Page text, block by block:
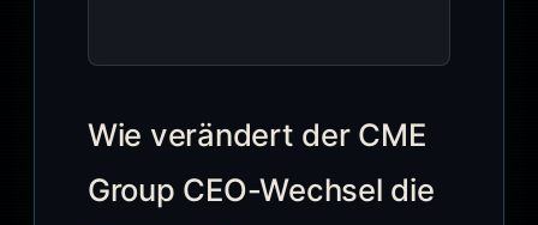
Wie verändert der CME
Group CEO-Wechsel die